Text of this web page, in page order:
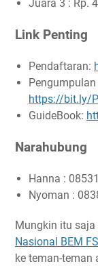
Juara 3 : Rp.
Link Penting
Pendaftaran:
Pengumpulan
https://bit.ly/
GuideBook:
Narahubung
Hanna :
Nyoman :
Mungkin itu
Nasional BEM
ke teman-teman